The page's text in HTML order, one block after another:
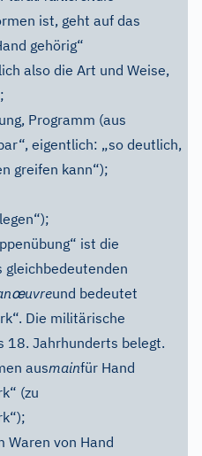
ist, geht auf das
gehörig“
also die Art und Weise,
Programm (aus
eigentlich: „so deutlich,
greifen kann“);
ist die
gleichbedeutenden
œuvreund bedeutet
Die militärische
18. Jahrhunderts belegt.
ausmainfür Hand
(zu
Waren von Hand